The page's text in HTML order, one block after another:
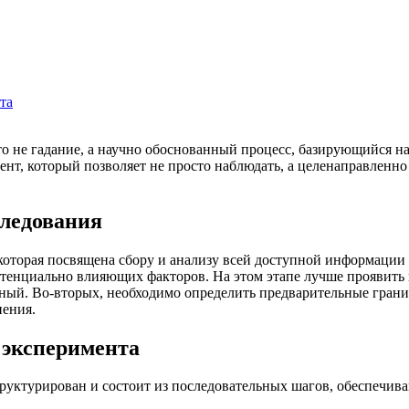
не гадание, а научно обоснованный процесс, базирующийся
который позволяет не просто наблюдать, а целенаправленно
посвящена сбору и анализу всей доступной
влияющих факторов. На этом этапе лучше
Во-вторых, необходимо определить предварительные
и состоит из последовательных шагов,